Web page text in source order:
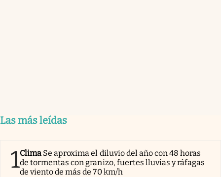
Las más leídas
1Clima Se aproxima el diluvio del año con 48 horas
de tormentas con granizo, fuertes lluvias y ráfagas
de viento de más de 70 km/h